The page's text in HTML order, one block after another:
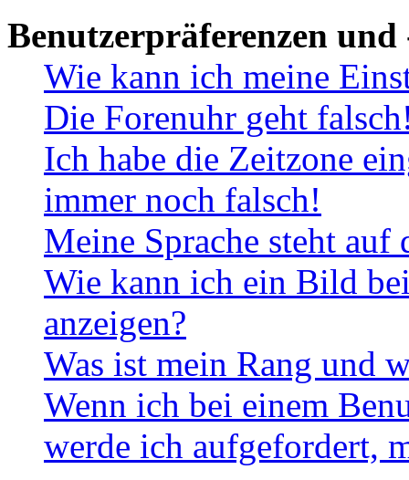
Benutzerpräferenzen und
Wie kann ich meine
Die Forenuhr geht
Ich habe die Zeitzone
immer noch falsch!
Meine Sprache steht
Wie kann ich ein Bild
anzeigen?
Was ist mein Rang und
Wenn ich bei einem
werde ich aufgefordert,